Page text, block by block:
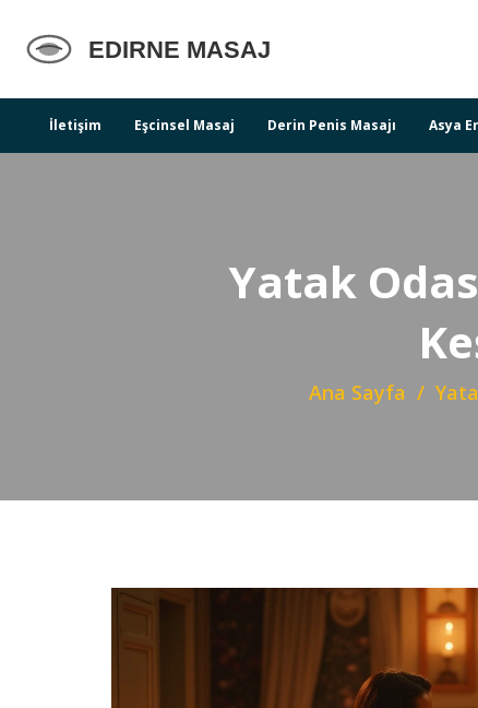
İletişim Eşcinsel Masaj Derin Penis Masajı Asya
Yatak
Ana Sayfa